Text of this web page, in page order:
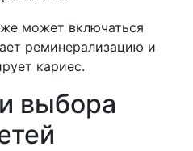
может включаться
реминерализацию и
кариес.
выбора